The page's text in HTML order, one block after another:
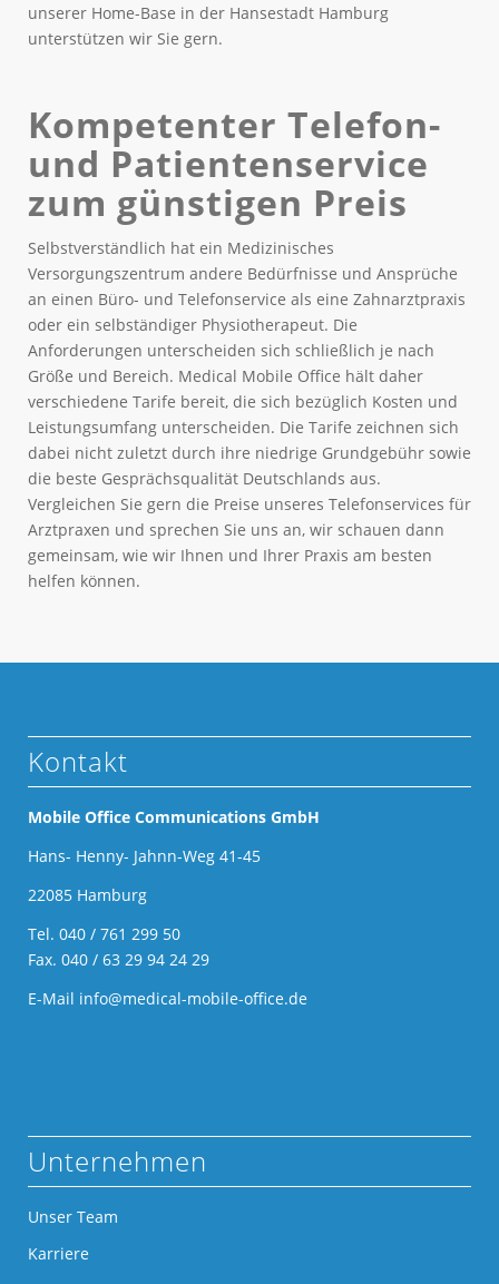
unserer Home-Base in der Hansestadt Hamburg
unterstützen wir Sie gern.
Kompetenter Telefon-
und Patientenservice
zum günstigen Preis
Selbstverständlich hat ein Medizinisches
Versorgungszentrum andere Bedürfnisse und Ansprüche
an einen Büro- und Telefonservice als eine Zahnarztpraxis
oder ein selbständiger Physiotherapeut. Die
Anforderungen unterscheiden sich schließlich je nach
Größe und Bereich. Medical Mobile Office hält daher
verschiedene Tarife bereit, die sich bezüglich Kosten und
Leistungsumfang unterscheiden. Die Tarife zeichnen sich
dabei nicht zuletzt durch ihre niedrige Grundgebühr sowie
die beste Gesprächsqualität Deutschlands aus.
Vergleichen Sie gern die Preise unseres Telefonservices für
Arztpraxen und sprechen Sie uns an, wir schauen dann
gemeinsam, wie wir Ihnen und Ihrer Praxis am besten
helfen können.
Kontakt
Mobile Office Communications GmbH
Hans- Henny- Jahnn-Weg 41-45
22085 Hamburg
Tel. 040 / 761 299 50
Fax. 040 / 63 29 94 24 29
E-Mail info@medical-mobile-office.de
Unternehmen
Unser Team
Karriere